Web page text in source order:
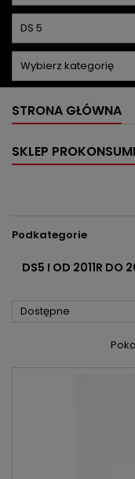
STRONA GŁÓWNA
SKLEP
Podkategorie
DS5 I OD 2011R DO
Dostępne